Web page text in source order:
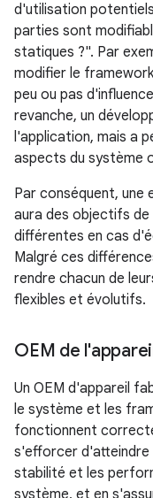
d'utilisation
parties sont
statiques ?". Par
modifier le
peu ou pas
revanche, un
l'application, mais a
aspects du système
Par conséquent, une
aura des objectifs
différentes en cas
Malgré ces
rendre chacun de
flexibles et évolutifs.
OEM de
Un OEM d'appareil
le système et les
fonctionnent
s'efforcer
stabilité et les
système, et en